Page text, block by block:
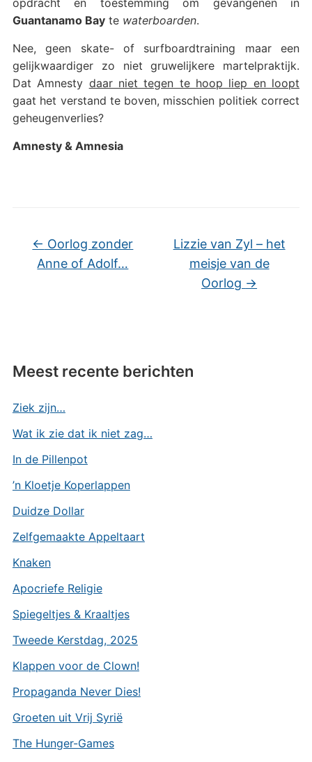
Guantanamo Bayte waterboarden.
Nee, geen skate- of surfboardtraining maar een
gelijkwaardiger zo niet gruwelijkere martelpraktijk.
Dat Amnesty daar niet tegen te hoop liep en loopt
gaat het verstand te boven, misschien politiek correct
geheugenverlies?
Amnesty & Amnesia
← Oorlog zonder
Anne of Adolf…
Lizzie van Zyl – het
meisje van de
Oorlog →
Meest recente berichten
Ziek zijn…
Wat ik zie dat ik niet zag…
In de Pillenpot
’n Kloetje Koperlappen
Duidze Dollar
Zelfgemaakte Appeltaart
Knaken
Apocriefe Religie
Spiegeltjes & Kraaltjes
Tweede Kerstdag, 2025
Klappen voor de Clown!
Propaganda Never Dies!
Groeten uit Vrij Syrië
The Hunger-Games